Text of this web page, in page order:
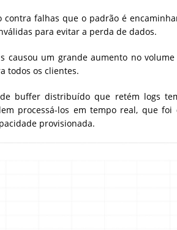
falhas que o padrão é
para evitar a perda de dados.
causou um grande aumento no
todos os clientes.
buffer distribuído que retém logs
processá-los em tempo real, que foi
provisionada.